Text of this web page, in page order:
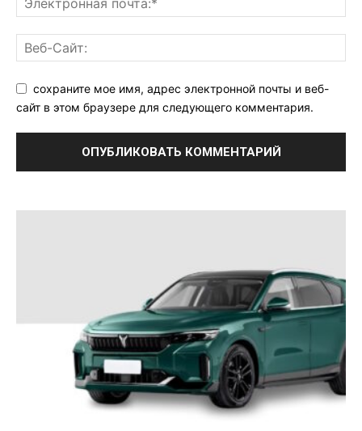
сохраните мое имя, адрес электронной почты и веб-
сайт в этом браузере для следующего комментария.